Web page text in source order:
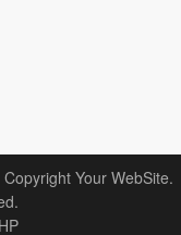
Your WebSite.